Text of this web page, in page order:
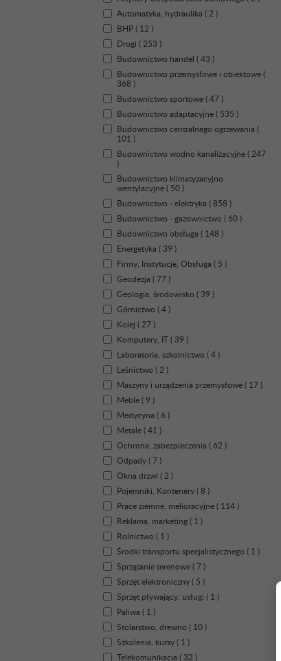
Automatyka, hydraulika ( 2 )
BHP ( 12 )
Drogi ( 253 )
Budownictwo handel ( 43 )
Budownictwo przemysłowe i obiektowe (
368 )
Budownictwo sportowe ( 47 )
Budownictwo adaptacyjne ( 535 )
Budownictwo centralnego ogrzewania (
101 )
Budownictwo wodno kanalizacyjne ( 247
)
Budownictwo klimatyzacyjno
wentylacyjne ( 50 )
Budownictwo - elektryka ( 858 )
Budownictwo - gazownictwo ( 60 )
Budownictwo obsługa ( 148 )
Energetyka ( 39 )
Firmy, Instytucje, Obsługa ( 5 )
Geodezja ( 77 )
Geologia, środowisko ( 39 )
Górnictwo ( 4 )
Kolej ( 27 )
Komputery, IT ( 39 )
Laboratoria, szkolnictwo ( 4 )
Leśnictwo ( 2 )
Maszyny i urządzenia przemysłowe ( 17 )
Meble ( 9 )
Medycyna ( 6 )
Metale ( 41 )
Ochrona, zabezpieczenia ( 62 )
Odpady ( 7 )
Okna drzwi ( 2 )
Pojemniki, Kontenery ( 8 )
Prace ziemne, melioracyjne ( 114 )
Reklama, marketing ( 1 )
Rolnictwo ( 1 )
Środki transportu specjalistycznego ( 1 )
Sprzątanie terenowe ( 7 )
Sprzęt elektroniczny ( 5 )
Sprzęt pływający, usługi ( 1 )
Paliwa ( 1 )
Stolarstwo, drewno ( 10 )
Szkolenia, kursy ( 1 )
Telekomunikacja ( 32 )